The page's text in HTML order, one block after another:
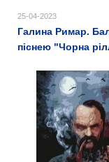
25-04-2023
Галина Римар.
піснею "Чорна